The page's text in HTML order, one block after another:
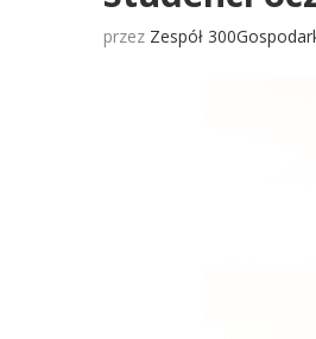
przez Zespół